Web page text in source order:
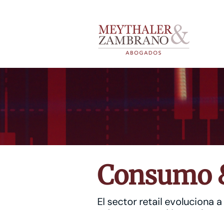
Consumo
El sector retail evoluciona